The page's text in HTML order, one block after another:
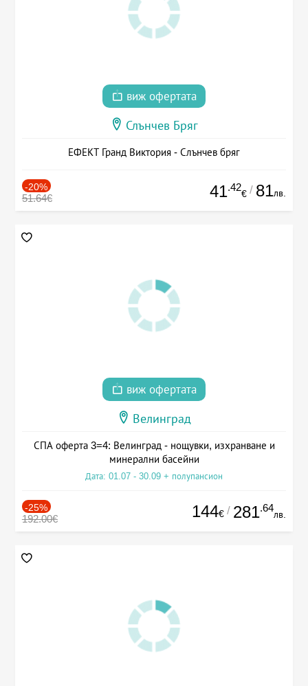
виж офертата
Слънчев Бряг
ЕФЕКТ Гранд Виктория - Слънчев бряг
-20%
51.64€ 41.42
€ / 81лв.
виж офертата
Велинград
СПА оферта 3=4: Велинград - нощувки, изхранване и
минерални басейни
Дата: 01.07 - 30.09 + полупансион
-25%
192.00€ 144€ / 281.64
лв.